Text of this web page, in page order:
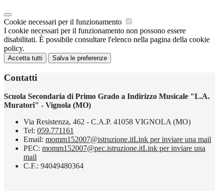
Cookie necessari per il funzionamento
I cookie necessari per il funzionamento non possono essere
disabilitati. È possibile consultare l'elenco nella pagina della cookie
policy.
Accetta tutti Salva le preferenze
Contatti
Scuola Secondaria di Primo Grado a Indirizzo Musicale "L.A.
Muratori" - Vignola (MO)
Via Resistenza, 462 - C.A.P. 41058 VIGNOLA (MO)
Tel: 059.771161
Email: momm152007@istruzione.itLink per inviare una mail
PEC: momm152007@pec.istruzione.itLink per inviare una
mail
C.F.: 94049480364